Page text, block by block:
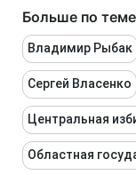
Больше по
Владимир Рыбак
Сергей Власенко
Центральная
Областная